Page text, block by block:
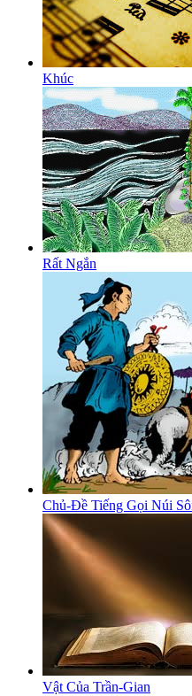
Khúc
Rất Ngắn
Chủ-Đề Tiếng Gọi Núi
Vật Của Trần-Gian